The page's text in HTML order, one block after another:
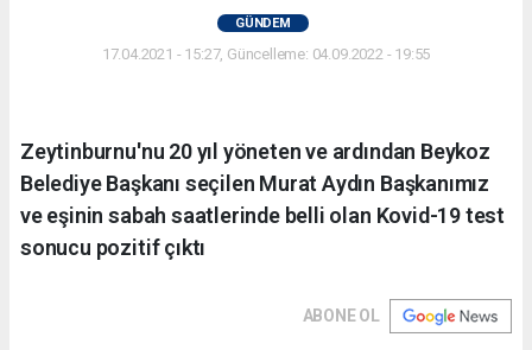
GÜNDEM
17.04.2021 - 15:27, Güncelleme: 04.09.2022 - 19:55
Zeytinburnu'nu 20 yıl yöneten ve ardından Beykoz
Belediye Başkanı seçilen Murat Aydın Başkanımız
ve eşinin sabah saatlerinde belli olan Kovid-19 test
sonucu pozitif çıktı
ABONE OL